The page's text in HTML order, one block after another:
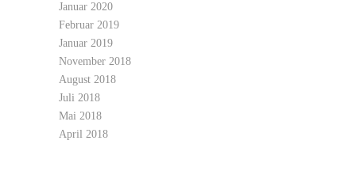
Januar 2020
Februar 2019
Januar 2019
November 2018
August 2018
Juli 2018
Mai 2018
April 2018